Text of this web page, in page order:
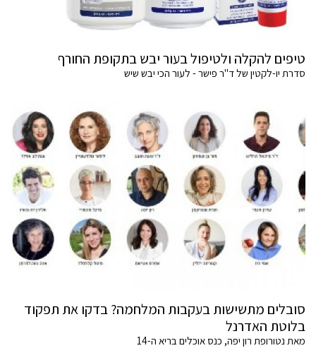
טיפים להקלה ולטיפול בעור יבש בתקופת החורף
סדרת יו-לקטין של ד"ר פישר - לעור הכי יבש שיש
סובלים מתשישות בעקבות המלחמה? בדקו את תפקוד
בלוטת האדרנל
מאת נטורופת רון יפה, כנס אוכלים בריא ה-14